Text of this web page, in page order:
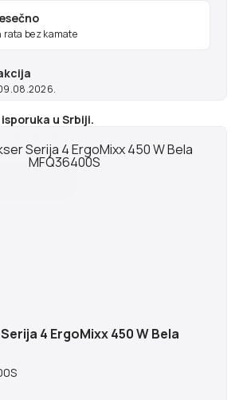
rata bez kamate
u Srbiji.
4 ErgoMixx 450 W Bela